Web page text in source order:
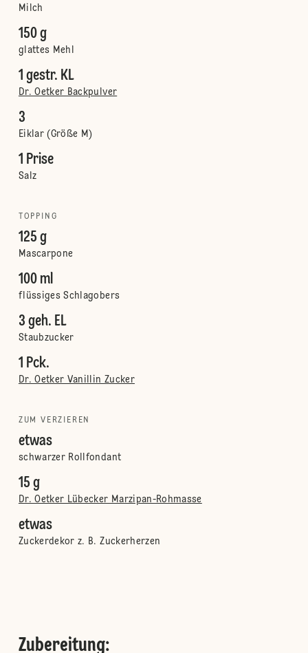
Milch
150 g
glattes Mehl
1 gestr. KL
Dr. Oetker Backpulver
3
Eiklar (Größe M)
1 Prise
Salz
TOPPING
125 g
Mascarpone
100 ml
flüssiges Schlagobers
3 geh. EL
Staubzucker
1 Pck.
Dr. Oetker Vanillin Zucker
ZUM VERZIEREN
etwas
schwarzer Rollfondant
15 g
Dr. Oetker Lübecker Marzipan-Rohmasse
etwas
Zuckerdekor z. B. Zuckerherzen
Zubereitung: